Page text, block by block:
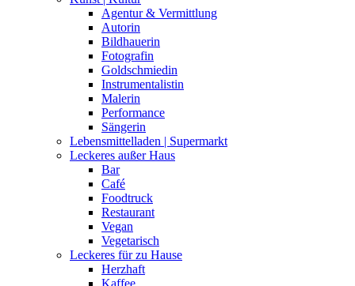
Agentur & Vermittlung
Autorin
Bildhauerin
Fotografin
Goldschmiedin
Instrumentalistin
Malerin
Performance
Sängerin
Lebensmittelladen | Supermarkt
Leckeres außer Haus
Bar
Café
Foodtruck
Restaurant
Vegan
Vegetarisch
Leckeres für zu Hause
Herzhaft
Kaffee